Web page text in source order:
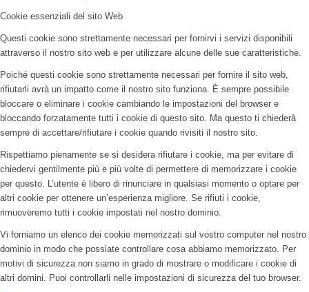
Cookie essenziali del sito Web
Questi cookie sono strettamente necessari per fornirvi i servizi disponibili
attraverso il nostro sito web e per utilizzare alcune delle sue caratteristiche.
Poiché questi cookie sono strettamente necessari per fornire il sito web,
rifiutarli avrà un impatto come il nostro sito funziona. È sempre possibile
bloccare o eliminare i cookie cambiando le impostazioni del browser e
bloccando forzatamente tutti i cookie di questo sito. Ma questo ti chiederà
sempre di accettare/rifiutare i cookie quando rivisiti il nostro sito.
Rispettiamo pienamente se si desidera rifiutare i cookie, ma per evitare di
chiedervi gentilmente più e più volte di permettere di memorizzare i cookie
per questo. L’utente è libero di rinunciare in qualsiasi momento o optare per
altri cookie per ottenere un’esperienza migliore. Se rifiuti i cookie,
rimuoveremo tutti i cookie impostati nel nostro dominio.
Vi forniamo un elenco dei cookie memorizzati sul vostro computer nel nostro
dominio in modo che possiate controllare cosa abbiamo memorizzato. Per
motivi di sicurezza non siamo in grado di mostrare o modificare i cookie di
altri domini. Puoi controllarli nelle impostazioni di sicurezza del tuo browser.